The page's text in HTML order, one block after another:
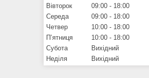
Вівторок
09:00
18:00
Середа
09:00
18:00
Четвер
10:00
18:00
Пʼятниця
10:00
18:00
Субота
Вихідний
Неділя
Вихідний